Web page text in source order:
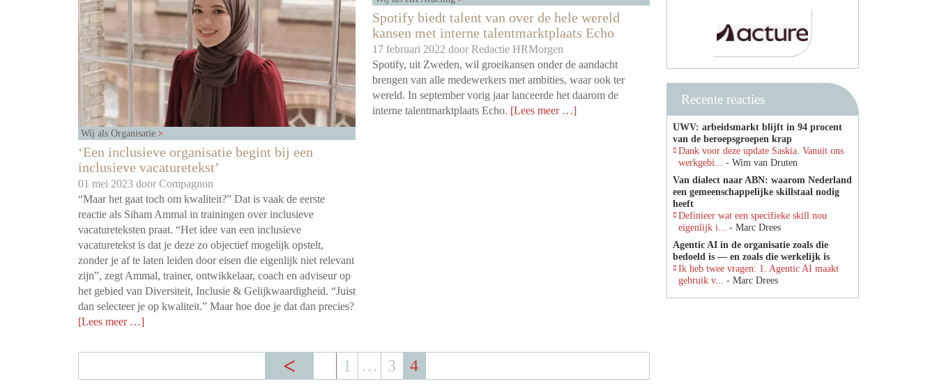
Wij als Organisatie
‘Een inclusieve organisatie begint bij een
inclusieve vacaturetekst’
01 mei 2023 door Compagnon
“Maar het gaat toch om kwaliteit?” Dat is vaak de eerste
reactie als Siham Ammal in trainingen over inclusieve
vacatureteksten praat. “Het idee van een inclusieve
vacaturetekst is dat je deze zo objectief mogelijk opstelt,
zonder je af te laten leiden door eisen die eigenlijk niet relevant
zijn”, zegt Ammal, trainer, ontwikkelaar, coach en adviseur op
het gebied van Diversiteit, Inclusie & Gelijkwaardigheid. “Juist
dan selecteer je op kwaliteit.” Maar hoe doe je dat dan precies?
[Lees meer …]
Spotify biedt talent van over de hele wereld
kansen met interne talentmarktplaats Echo
17 februari 2022 door Redactie HRMorgen
Spotify, uit Zweden, wil groeikansen onder de aandacht
brengen van alle medewerkers met ambities, waar ook ter
wereld. In september vorig jaar lanceerde het daarom de
interne talentmarktplaats Echo. [Lees meer …]
1 … 3 4
Recente reacties
UWV: arbeidsmarkt blijft in 94 procent
van de beroepsgroepen krap
Dank voor deze update Saskia. Vanuit ons
werkgebi... - Wim van Druten
Van dialect naar ABN: waarom Nederland
een gemeenschappelijke skillstaal nodig
heeft
Definieer wat een specifieke skill nou
eigenlijk i... - Marc Drees
Agentic AI in de organisatie zoals die
bedoeld is — en zoals die werkelijk is
Ik heb twee vragen: 1. Agentic AI maakt
gebruik v... - Marc Drees